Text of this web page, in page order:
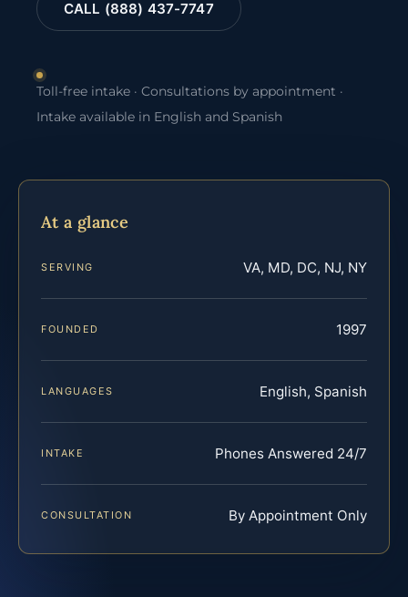
CALL (888) 437-7747
Toll-free intake · Consultations by appointment ·
Intake available in English and Spanish
At a glance
SERVING VA, MD, DC, NJ, NY
FOUNDED 1997
LANGUAGES English, Spanish
INTAKE Phones Answered 24/7
CONSULTATION By Appointment Only